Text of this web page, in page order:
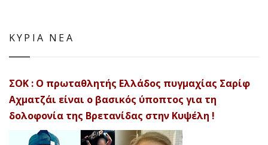
ΚΥΡΙΑ ΝΕΑ
ΣΟΚ : Ο πρωταθλητής Ελλάδος πυγμαχίας Σαρίφ
Αχματζάι είναι ο βασικός ύποπτος για τη
δολοφονία της Βρετανίδας στην Κυψέλη !